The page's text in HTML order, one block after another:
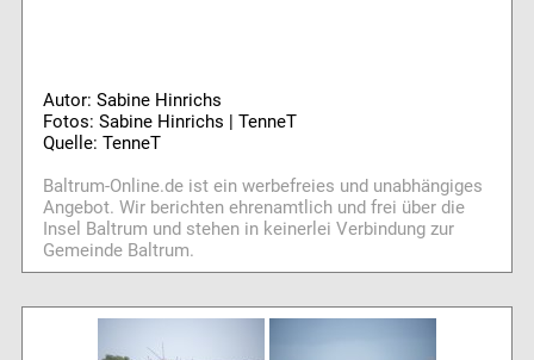
Autor: Sabine Hinrichs
Fotos: Sabine Hinrichs | TenneT
Quelle: TenneT
Baltrum-Online.de ist ein werbefreies und unabhängiges
Angebot. Wir berichten ehrenamtlich und frei über die
Insel Baltrum und stehen in keinerlei Verbindung zur
Gemeinde Baltrum.